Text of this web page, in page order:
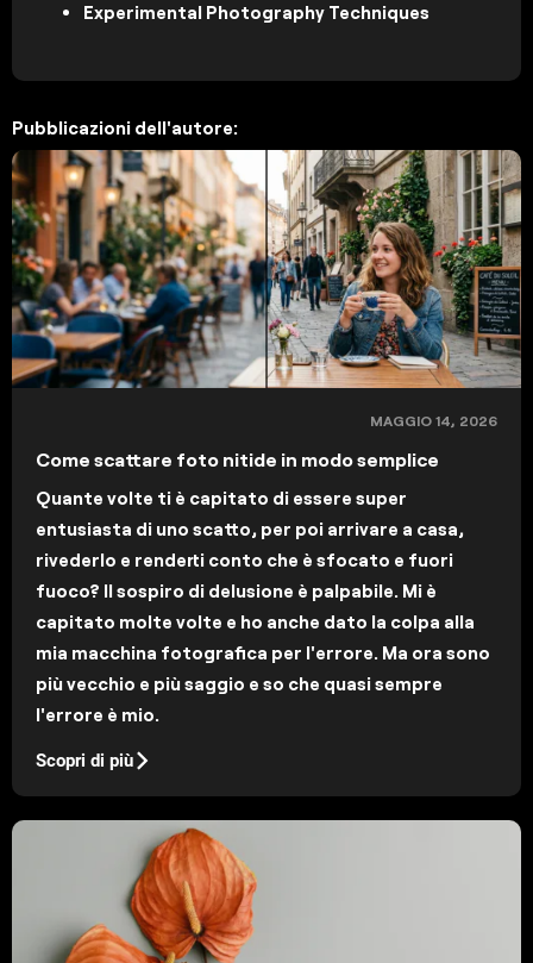
Experimental Photography Techniques
Pubblicazioni dell'autore:
MAGGIO 14, 2026
Come scattare foto nitide in modo semplice
Quante volte ti è capitato di essere super
entusiasta di uno scatto, per poi arrivare a casa,
rivederlo e renderti conto che è sfocato e fuori
fuoco? Il sospiro di delusione è palpabile. Mi è
capitato molte volte e ho anche dato la colpa alla
mia macchina fotografica per l'errore. Ma ora sono
più vecchio e più saggio e so che quasi sempre
l'errore è mio.
Scopri di più